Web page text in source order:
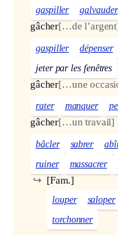
gaspiller galvauder
gâcher[…de
gaspiller dépenser
jeter par les fenêtres
gâcher[…une
rater manquer
gâcher[…un travail]
bâcler sabrer
ruiner
massacrer
[Fam.]
↪
louper saloper
torchonner